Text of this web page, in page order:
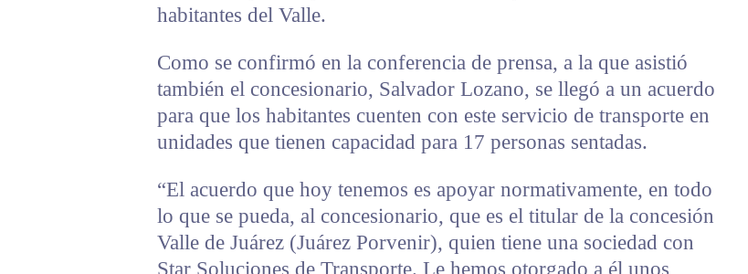
habitantes del Valle.
Como se confirmó en la conferencia de prensa, a la que asistió
también el concesionario, Salvador Lozano, se llegó a un acuerdo
para que los habitantes cuenten con este servicio de transporte en
unidades que tienen capacidad para 17 personas sentadas.
“El acuerdo que hoy tenemos es apoyar normativamente, en todo
lo que se pueda, al concesionario, que es el titular de la concesión
Valle de Juárez (Juárez Porvenir), quien tiene una sociedad con
Star Soluciones de Transporte. Le hemos otorgado a él unos